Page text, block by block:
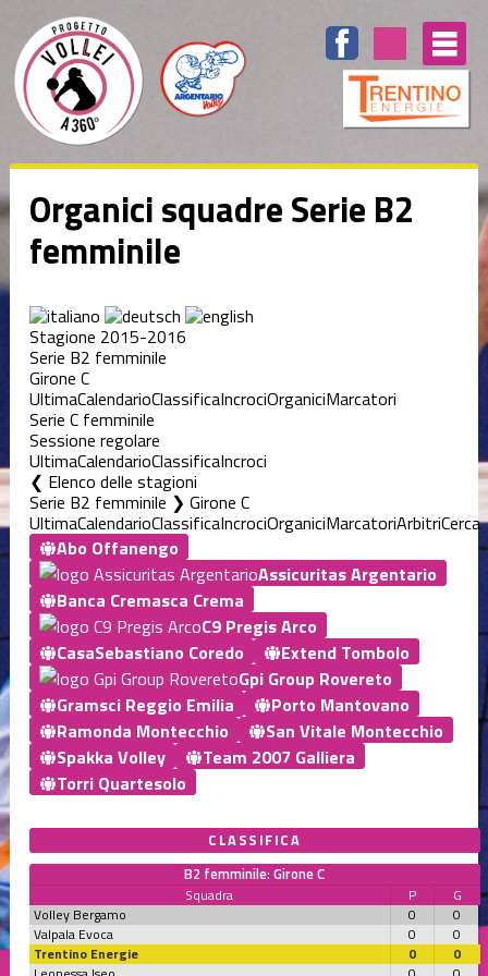
Organici squadre Serie B2
femminile
Stagione 2015-2016
Serie B2 femminile
Girone C
UltimaCalendarioClassificaIncrociOrganiciMarcatori
Serie C femminile
Sessione regolare
UltimaCalendarioClassificaIncroci
Elenco delle stagioni
Serie B2 femminile ❯ Girone C
UltimaCalendarioClassificaIncrociOrganiciMarcatoriArbitriCerca
Abo Offanengo
Assicuritas Argentario
Banca Cremasca Crema
C9 Pregis Arco
CasaSebastiano Coredo
Extend Tombolo
Gpi Group Rovereto
Gramsci Reggio Emilia
Porto Mantovano
Ramonda Montecchio
San Vitale Montecchio
Spakka Volley
Team 2007 Galliera
Torri Quartesolo
CLASSIFICA
B2 femminile: Girone C
Squadra P
G
Volley Bergamo
0
0
Valpala Evoca
0
0
Trentino Energie
0
0